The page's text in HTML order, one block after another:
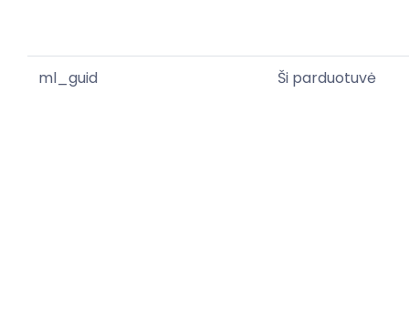
ml_guid Ši parduotuvė